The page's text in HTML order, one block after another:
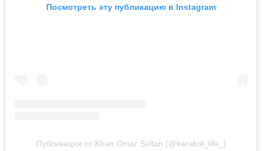
Посмотреть эту публикацию в Instagram
Публикация от Khan Omar Sultan (@karakol_life_)